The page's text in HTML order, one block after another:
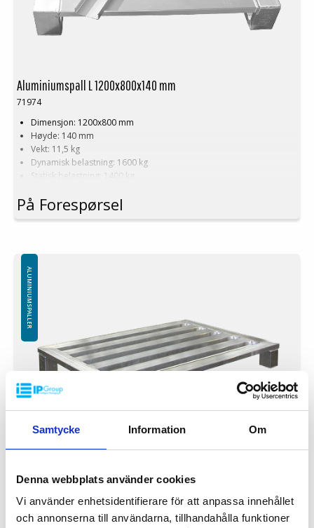
Samtycke Information Om
Denna webbplats använder cookies
Vi använder enhetsidentifierare för att anpassa innehållet
och annonserna till användarna, tillhandahålla funktioner
Aluminiumspall L 1200x800x140 mm
71974
Dimensjon: 1200x800 mm
Høyde: 140 mm
Vekt: 11,5 kg
Dynamisk belastning: 1600 kg
Statisk belastning: 1400 kg
Logistikk: 17 stk/pallplasser (120x80x240 cm)
Produseres også i dimensjoner og konstruksjon etter kundens
På Forespørsel
Aluminiumspall F 1200x800x150 mm
ALUMINIUMSPALLER